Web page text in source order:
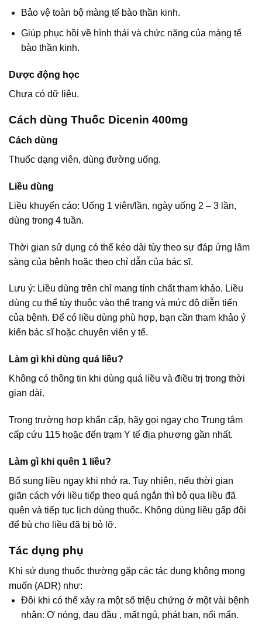
Bảo vệ toàn bộ màng tế bào thần kinh.
Giúp phục hồi về hình thái và chức năng của màng tế
bào thần kinh.
Dược động học
Chưa có dữ liệu.
Cách dùng Thuốc Dicenin 400mg
Cách dùng
Thuốc dạng viên, dùng đường uống.
Liều dùng
Liều khuyến cáo: Uống 1 viên/lần, ngày uống 2 – 3 lần,
dùng trong 4 tuần.
Thời gian sử dụng có thể kéo dài tùy theo sự đáp ứng lâm
sàng của bệnh hoặc theo chỉ dẫn của bác sĩ.
Lưu ý: Liều dùng trên chỉ mang tính chất tham khảo. Liều
dùng cụ thể tùy thuộc vào thể trạng và mức độ diễn tiến
của bệnh. Để có liều dùng phù hợp, bạn cần tham khảo ý
kiến bác sĩ hoặc chuyên viên y tế.
Làm gì khi dùng quá liều?
Không có thông tin khi dùng quá liều và điều trị trong thời
gian dài.
Trong trường hợp khẩn cấp, hãy gọi ngay cho Trung tâm
cấp cứu 115 hoặc đến trạm Y tế địa phương gần nhất.
Làm gì khi quên 1 liều?
Bổ sung liều ngay khi nhớ ra. Tuy nhiên, nếu thời gian
giãn cách với liều tiếp theo quá ngắn thì bỏ qua liều đã
quên và tiếp tục lịch dùng thuốc. Không dùng liều gấp đôi
để bù cho liều đã bị bỏ lỡ.
Tác dụng phụ
Khi sử dụng thuốc thường gặp các tác dụng không mong
muốn (ADR) như:
Đôi khi có thể xảy ra một số triệu chứng ở một vài bệnh
nhân: Ợ nóng, đau đầu , mất ngủ, phát ban, nổi mẩn.